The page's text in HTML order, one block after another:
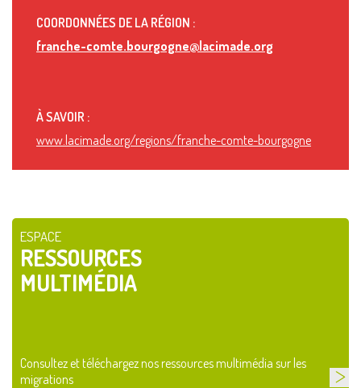
COORDONNÉES DE LA RÉGION :
franche-comte.bourgogne@lacimade.org
À SAVOIR :
www.lacimade.org/regions/franche-comte-bourgogne
ESPACE
RESSOURCES
MULTIMÉDIA
Consultez et téléchargez nos ressources multimédia sur les
migrations